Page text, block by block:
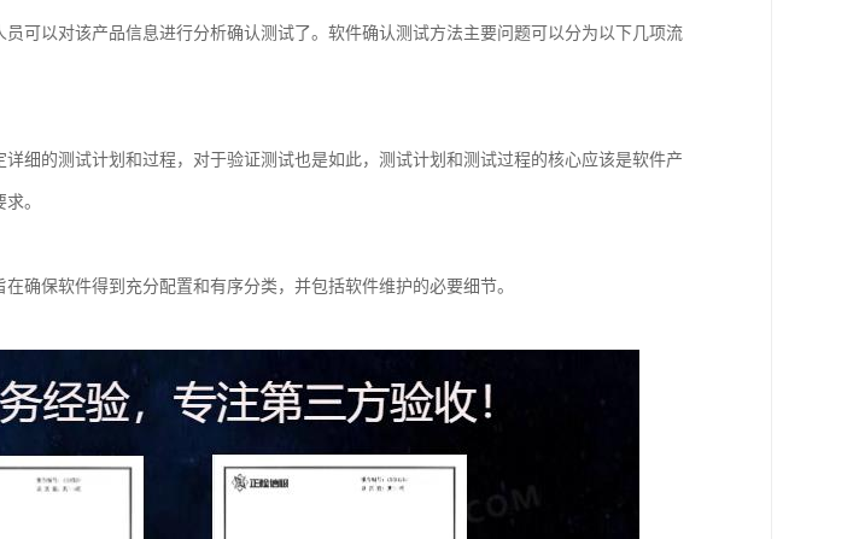
可以对该产品信息进行分析确认测试了。软件确认测试方法主要问题可以分为以下几项流
细的测试计划和过程，对于验证测试也是如此，测试计划和测试过程的核心应该是软件产
。
确保软件得到充分配置和有序分类，并包括软件维护的必要细节。